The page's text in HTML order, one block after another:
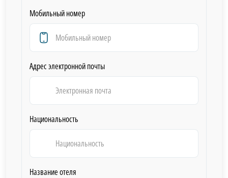
Мобильный номер
Адрес электронной почты
Национальность
Название отеля